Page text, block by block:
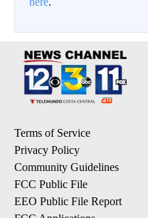
Terms of Service
Privacy Policy
Community Guidelines
FCC Public File
EEO Public File Report